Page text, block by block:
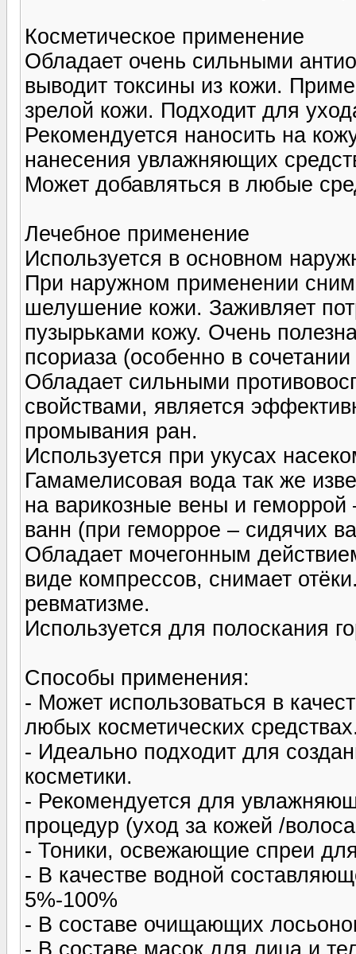
Косметическое применение
Обладает очень сильными
выводит токсины из кожи.
зрелой кожи. Подходит для
Рекомендуется наносить на
нанесения увлажняющих
Может добавляться в любые
Лечебное применение
Используется в основном
При наружном применении
шелушение кожи. Заживляет
пузырьками кожу. Очень
псориаза (особенно в
Обладает сильными
свойствами, является
промывания ран.
Используется при укусах
Гамамелисовая вода так же
на варикозные вены и
ванн (при геморрое – сидячих
Обладает мочегонным
виде компрессов, снимает
ревматизме.
Используется для полоскания
Способы применения:
- Может использоваться в
любых косметических
- Идеально подходит для
косметики.
- Рекомендуется для
процедур (уход за кожей /
- Тоники, освежающие спреи
- В качестве водной
5%-100%
- В составе очищающих
- В составе масок для лица и